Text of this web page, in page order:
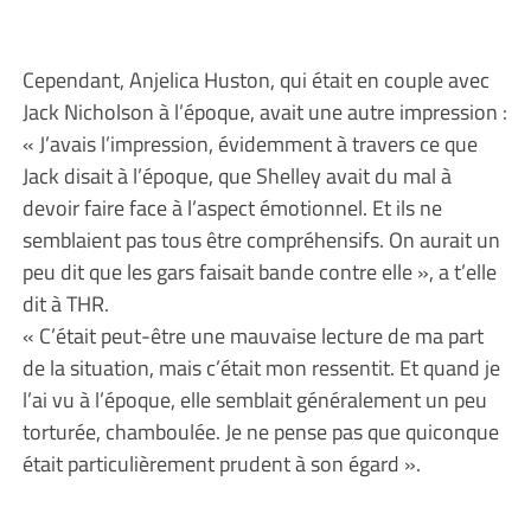
Cependant, Anjelica Huston, qui était en couple avec
Jack Nicholson à l’époque, avait une autre impression :
« J’avais l’impression, évidemment à travers ce que
Jack disait à l’époque, que Shelley avait du mal à
devoir faire face à l’aspect émotionnel. Et ils ne
semblaient pas tous être compréhensifs. On aurait un
peu dit que les gars faisait bande contre elle », a t’elle
dit à THR.
« C’était peut-être une mauvaise lecture de ma part
de la situation, mais c’était mon ressentit. Et quand je
l’ai vu à l’époque, elle semblait généralement un peu
torturée, chamboulée. Je ne pense pas que quiconque
était particulièrement prudent à son égard ».